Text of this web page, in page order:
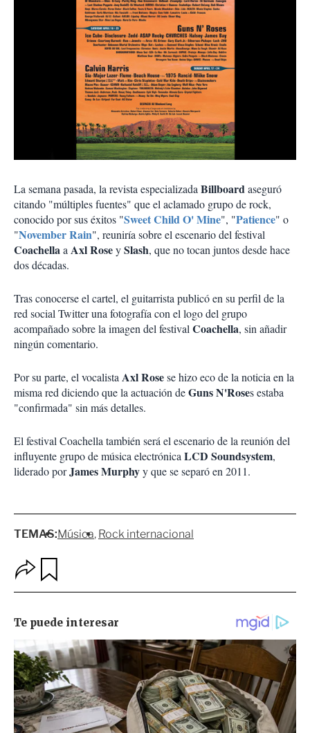
La semana pasada, la revista especializada Billboardaseguró
citando "múltiples fuentes" que el aclamado grupo de rock,
conocido por sus éxitos "Sweet Child O' Mine", "Patience" o
"November Rain", reuniría sobre el escenario del festival
Coachellaa Axl RoseySlash, que no tocan juntos desde hace
dos décadas.
Tras conocerse el cartel, el guitarrista publicó en su perfil de la
red social Twitter una fotografía con el logo del grupo
acompañado sobre la imagen del festival Coachella, sin añadir
ningún comentario.
Por su parte, el vocalista Axl Rosese hizo eco de la noticia en la
misma red diciendo que la actuación deGuns N'Roses estaba
"confirmada" sin más detalles.
El festival Coachella también será el escenario de la reunión del
influyente grupo de música electrónica LCD Soundsystem,
liderado porJames Murphyy que se separó en 2011.
TEMAS:Música Rock internacional
p
i
n
e
s
d
r
r